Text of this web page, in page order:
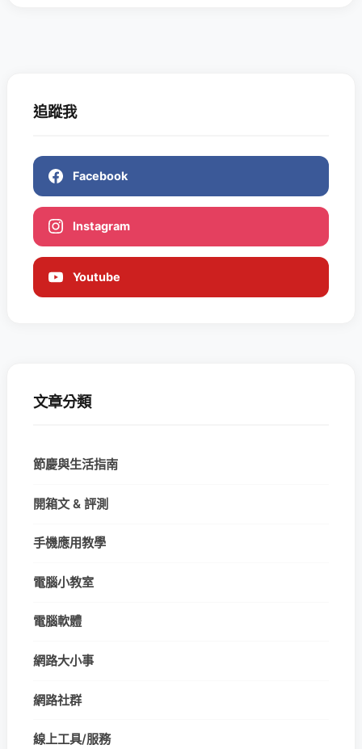
追蹤我
Facebook
Instagram
Youtube
文章分類
節慶與生活指南
開箱文 & 評測
手機應用教學
電腦小教室
電腦軟體
網路大小事
網路社群
線上工具/服務